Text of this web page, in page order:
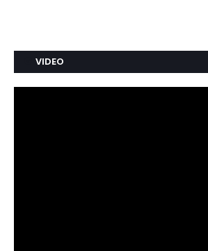
VIDEO